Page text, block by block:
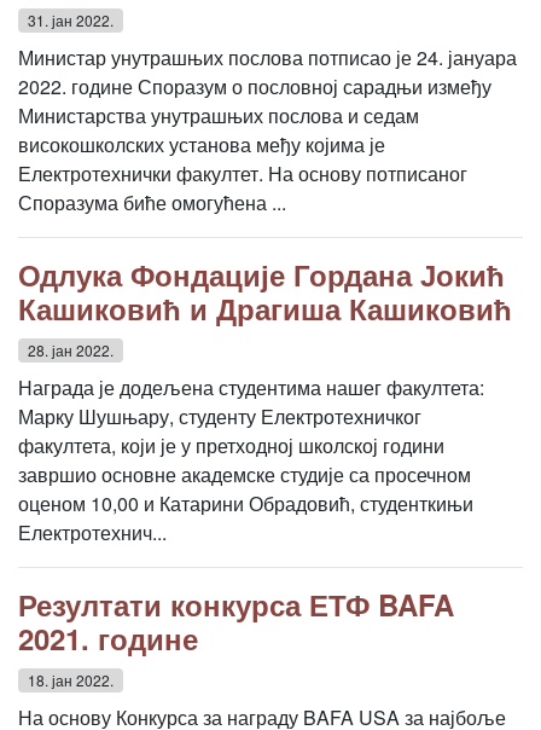
31. јан 2022.
Министар унутрашњих послова потписао је 24. јануара
2022. године Споразум о пословној сарадњи између
Министарства унутрашњих послова и седам
високошколских установа међу којима је
Електротехнички факултет. На основу потписаног
Споразума биће омогућена ...
Одлука Фондације Гордана Јокић
Кашиковић и Драгиша Кашиковић
28. јан 2022.
Награда је додељена студентима нашег факултета:
Марку Шушњару, студенту Електротехничког
факултета, који је у претходној школској години
завршио основне академске студије са просечном
оценом 10,00 и Катарини Обрадовић, студенткињи
Електротехнич...
Резултати конкурса ЕТФ BAFA
2021. године
18. јан 2022.
На основу Конкурса за награду BAFA USA за најбоље